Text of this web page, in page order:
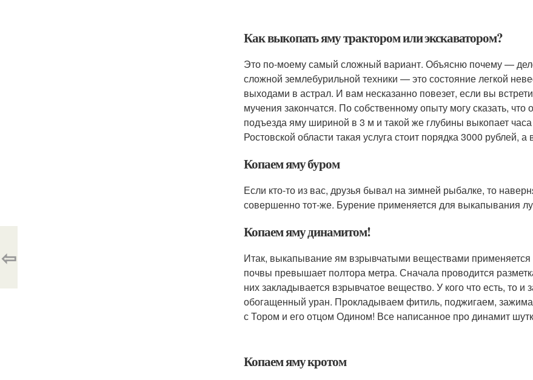
Как выкопать яму трактором или экскаватором?
Это по-моему самый сложный вариант. Объясню почему —
сложной землебурильной техники — это состояние легкой
выходами в астрал. И вам несказанно повезет, если вы
мучения закончатся. По собственному опыту могу сказать,
подъезда яму шириной в 3 м и такой же глубины выкопает
Ростовской области такая услуга стоит порядка 3000 рублей,
Копаем яму буром
Если кто-то из вас, друзья бывал на зимней рыбалке, то
совершенно тот-же. Бурение применяется для выкапывания
Копаем яму динамитом!
Итак, выкапывание ям взрывчатыми веществами
почвы превышает полтора метра. Сначала проводится
них закладывается взрывчатое вещество. У кого что есть, то
обогащенный уран. Прокладываем фитиль, поджигаем,
с Тором и его отцом Одином! Все написанное про динамит
Копаем яму кротом
⇦